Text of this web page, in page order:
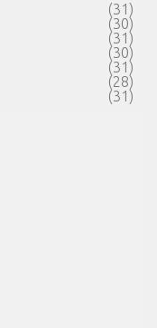
(31)
(30)
(31)
(30)
(31)
(28)
(31)